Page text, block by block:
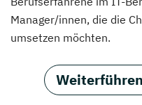
Manager/innen, die die
umsetzen möchten.